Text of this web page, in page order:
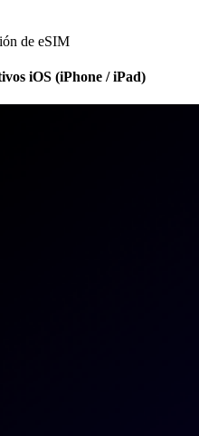
de eSIM
iOS (iPhone / iPad)